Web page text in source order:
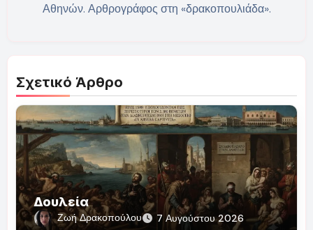
Αθηνών. Αρθρογράφος στη «δρακοπουλιάδα».
Σχετικό Άρθρο
Δουλεία
Ζωή Δρακοπούλου 7 Αυγούστου 2026